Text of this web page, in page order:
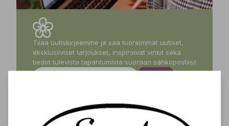
Tilaa uutiskirjeemme ja saa tuoreimmat uutiset,
eksklusiiviset tarjoukset, inspiroivat vinkit sekä
tiedot tulevista tapahtumista suoraan sähköpostiisi!